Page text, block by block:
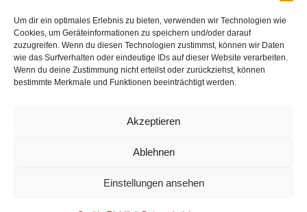
Um dir ein optimales Erlebnis zu bieten, verwenden wir Technologien wie
Cookies, um Geräteinformationen zu speichern und/oder darauf
zuzugreifen. Wenn du diesen Technologien zustimmst, können wir Daten
wie das Surfverhalten oder eindeutige IDs auf dieser Website verarbeiten.
Wenn du deine Zustimmung nicht erteilst oder zurückziehst, können
bestimmte Merkmale und Funktionen beeinträchtigt werden.
Akzeptieren
Ablehnen
Einstellungen ansehen
Auch an alle Leser, gehen Sie achtsam mit offenen
Feuer/Flammen um – nie aus den Augen lassen.
Die Gemeindefeuerwehr Stuhr wünscht allen Bürgen
eine schöne Weihnachtszeit.